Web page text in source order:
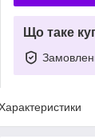
Що таке